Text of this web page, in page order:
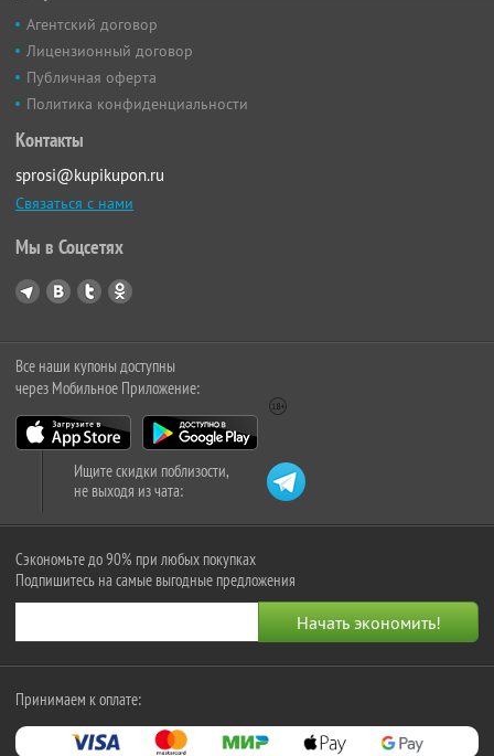
Агентский договор
Лицензионный договор
Публичная оферта
Политика конфиденциальности
Контакты
sprosi@kupikupon.ru
Связаться с нами
Мы в Соцсетях
Все наши купоны доступны
через Мобильное Приложение:
Ищите скидки поблизости,
не выходя из чата:
Сэкономьте до 90% при любых покупках
Подпишитесь на самые выгодные предложения
Принимаем к оплате: